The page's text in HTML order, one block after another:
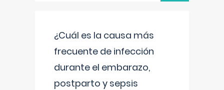
¿Cuál es la causa más
frecuente de infección
durante el embarazo,
postparto y sepsis